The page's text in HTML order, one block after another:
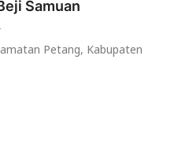
Samuan
Petang, Kabupaten